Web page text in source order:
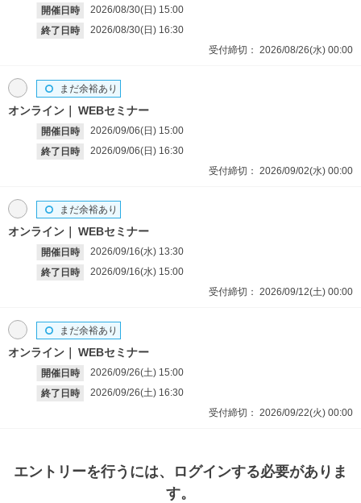
開催日時 2026/08/30(日) 15:00
終了日時
2026/08/30(日) 16:30
受付締切： 2026/08/26(水) 00:00
オンライン WEBセミナー
開催日時 2026/09/06(日) 15:00
終了日時
2026/09/06(日) 16:30
まだ余裕あり
受付締切： 2026/09/02(水) 00:00
オンライン WEBセミナー
開催日時 2026/09/16(水) 13:30
終了日時
2026/09/16(水) 15:00
まだ余裕あり
受付締切： 2026/09/12(土) 00:00
オンライン WEBセミナー
開催日時 2026/09/26(土) 15:00
終了日時
2026/09/26(土) 16:30
まだ余裕あり
受付締切： 2026/09/22(火) 00:00
エントリーを行うには、ログインする必要がありま
す。